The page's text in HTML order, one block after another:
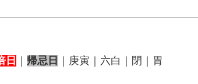
日 ｜ 帰忌日 ｜庚寅｜六白｜閉｜胃